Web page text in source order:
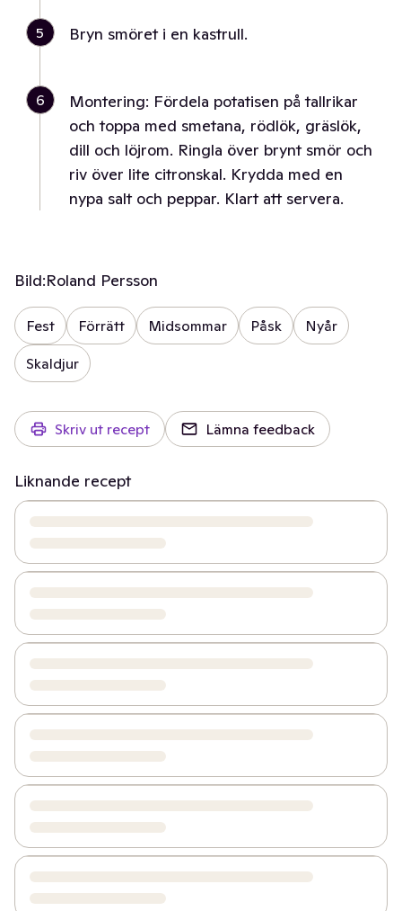
5 Bryn smöret i en kastrull.
6
Montering: Fördela potatisen på tallrikar
och toppa med smetana, rödlök, gräslök,
dill och löjrom. Ringla över brynt smör och
riv över lite citronskal. Krydda med en
nypa salt och peppar. Klart att servera.
Bild:Roland Persson
Fest Förrätt Midsommar Påsk Nyår
Skaldjur
Skriv ut recept Lämna feedback
Liknande recept